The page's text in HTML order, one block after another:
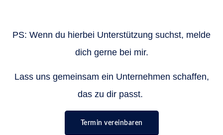
PS: Wenn du hierbei Unterstützung suchst, melde
dich gerne bei mir.
Lass uns gemeinsam ein Unternehmen schaffen,
das zu dir passt.
Termin vereinbaren